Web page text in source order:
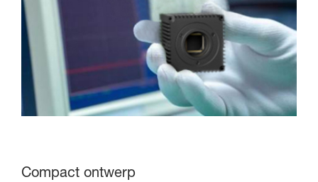
Compact ontwerp